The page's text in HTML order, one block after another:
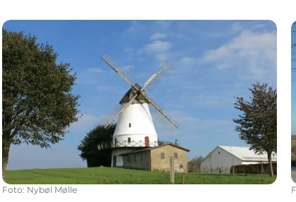
Nybøl Mølle
Foto: Nybøl Mølle